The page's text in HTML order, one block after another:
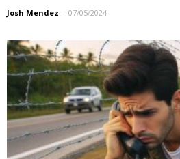
Josh Mendez - 07/05/2024